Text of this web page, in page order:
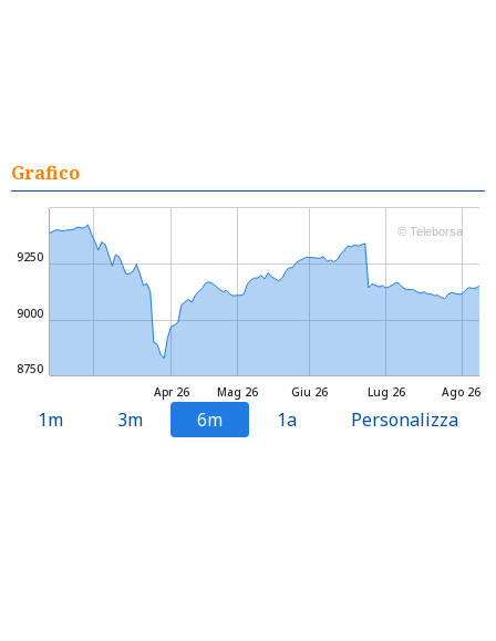
Grafico
Mag 26 Lug 26
Apr 26 Giu 26 Ago 26
8750
9000
9250
© Teleborsa
1m 3m 6m 1a Personalizza